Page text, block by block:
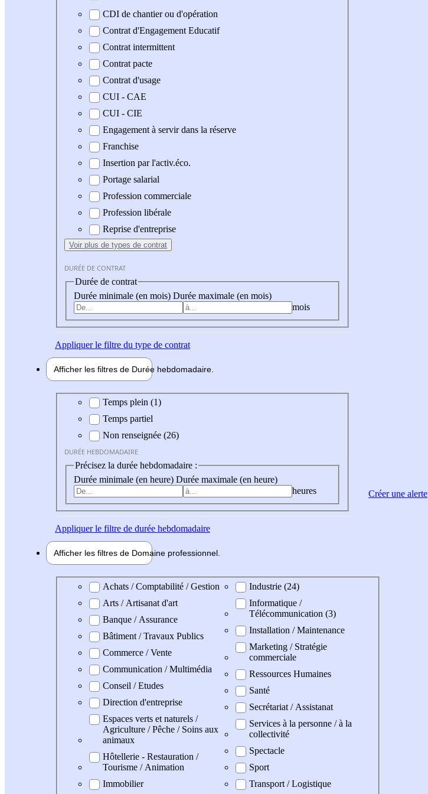
CDI de chantier ou d'opération
Contrat d'Engagement Educatif
Contrat intermittent
Contrat pacte
Contrat d'usage
CUI - CAE
CUI - CIE
Engagement à servir dans la réserve
Franchise
Insertion par l'activ.éco.
Portage salarial
Profession commerciale
Profession libérale
Reprise d'entreprise
Voir plus de types de contrat
DURÉE DE CONTRAT
Durée de contrat
Durée minimale (en mois) Durée maximale (en mois)
mois
Appliquerle filtre du type de contrat
Afficher les filtres de Durée hebdomadaire
Durée hebdomadaire
Temps plein (1)
Temps partiel
Non renseignée (26)
DURÉE HEBDOMADAIRE
Précisez la durée hebdomadaire :
Durée minimale (en heure) Durée maximale (en heure)
heures
Appliquerle filtre de durée hebdomadaire
Afficher les filtres de Domaine professionnel
Domaine professionel
Achats / Comptabilité / Gestion
Arts / Artisanat d'art
Banque / Assurance
Bâtiment / Travaux Publics
Commerce / Vente
Communication / Multimédia
Conseil / Etudes
Direction d'entreprise
Espaces verts et naturels /
Agriculture / Pêche / Soins aux
animaux
Hôtellerie - Restauration /
Tourisme / Animation
Immobilier
Industrie (24)
Informatique /
Télécommunication (3)
Installation / Maintenance
Marketing / Stratégie
commerciale
Ressources Humaines
Santé
Secrétariat / Assistanat
Services à la personne / à la
collectivité
Spectacle
Sport
Transport / Logistique
Créer une alerte